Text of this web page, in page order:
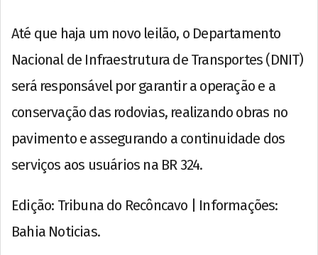
Até que haja um novo leilão, o Departamento
Nacional de Infraestrutura de Transportes (DNIT)
será responsável por garantir a operação e a
conservação das rodovias, realizando obras no
pavimento e assegurando a continuidade dos
serviços aos usuários na BR 324.
Edição: Tribuna do Recôncavo | Informações:
Bahia Noticias.